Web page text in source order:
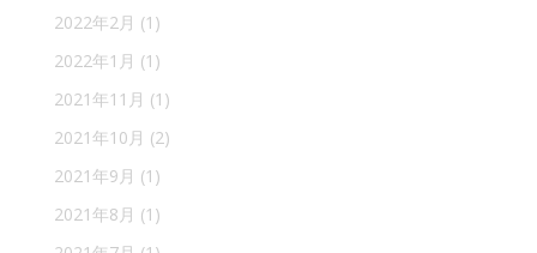
2022年2月 (1)
2022年1月 (1)
2021年11月 (1)
2021年10月 (2)
2021年9月 (1)
2021年8月 (1)